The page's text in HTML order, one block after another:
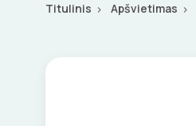
Titulinis Apšvietimas